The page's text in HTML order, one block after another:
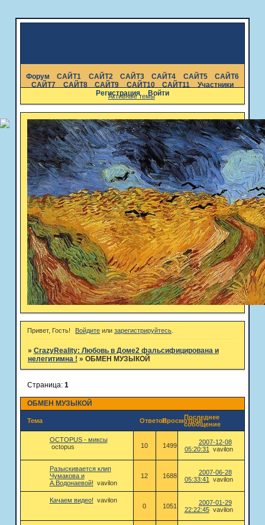
Форум САЙТ1 САЙТ2 САЙТ3 САЙТ4 САЙТ5
САЙТ6
САЙТ7
САЙТ8 САЙТ9 САЙТ10 САЙТ11
Участники
Регистрация
Войти
Активные темы
Привет, Гость! Войдите илизарегистрируйтесь
» CrazyReality: Любовь в Доме2 фальсифицирована и
нелегитимна ! » ОБМЕН МУЗЫКОЙ
ОБМЕН МУЗЫКОЙ
Страница: 1
Тема ОтветовПросмотровПоследнее
сообщение
OCTOPUS - миксы
octopus
10 1499
2007-12-08
05:20:31
vavilon
Разыскивается клип
Чумакова и
А.Водонаевой! vavilon
12 1688
2007-06-28
05:33:41
vavilon
Качаем видео! vavilon
0
1051
2007-01-29
22:22:45 vavilon